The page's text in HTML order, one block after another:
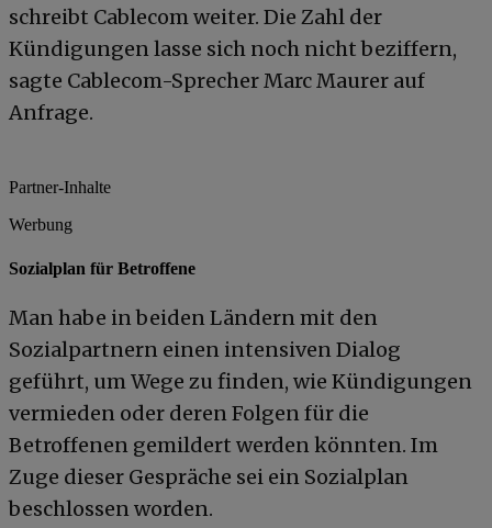
schreibt Cablecom weiter. Die Zahl der
Kündigungen lasse sich noch nicht beziffern,
sagte Cablecom-Sprecher Marc Maurer auf
Anfrage.
Partner-Inhalte
Werbung
Sozialplan für Betroffene
Man habe in beiden Ländern mit den
Sozialpartnern einen intensiven Dialog
geführt, um Wege zu finden, wie Kündigungen
vermieden oder deren Folgen für die
Betroffenen gemildert werden könnten. Im
Zuge dieser Gespräche sei ein Sozialplan
beschlossen worden.